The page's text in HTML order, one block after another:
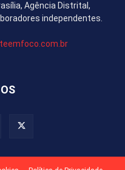
Agência Distrital,
independentes.